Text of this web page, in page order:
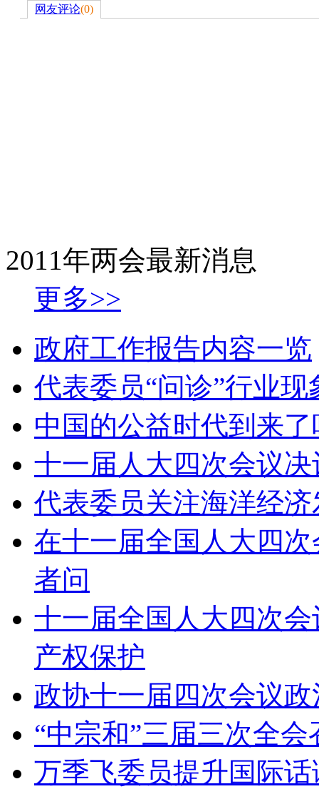
网友评论(0)
2011年两会最新消息
更多>>
政府工作报告内容一览
代表委员“问诊”行业现
中国的公益时代到来了
十一届人大四次会议决
代表委员关注海洋经济
在十一届全国人大四
者问
十一届全国人大四次
产权保护
政协十一届四次会议
“中宗和”三届三次全会
万季飞委员提升国际话